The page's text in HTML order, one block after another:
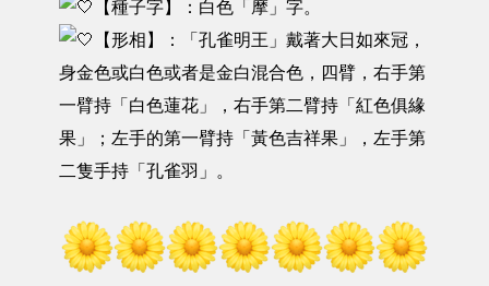
【種子字】：白色「摩」字。
【形相】：「孔雀明王」戴著大日如來冠，
身金色或白色或者是金白混合色，四臂，右手第
一臂持「白色蓮花」，右手第二臂持「紅色俱緣
果」；左手的第一臂持「黃色吉祥果」，左手第
二隻手持「孔雀羽」。